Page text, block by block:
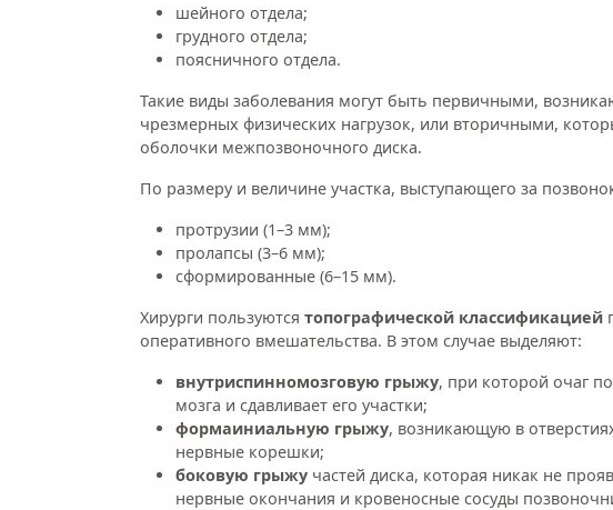
шейного отдела;
грудного отдела;
поясничного отдела.
Такие виды заболевания могут быть первичными,
чрезмерных физических нагрузок, или вторичными,
оболочки межпозвоночного диска.
По размеру и величине участка, выступающего за
протрузии (1–3 мм);
пролапсы (3–6 мм);
сформированные (6–15 мм).
Хирурги пользуются топографической классификацией
оперативного вмешательства. В этом случае выделяют:
внутриспинномозговую грыжу, при которой очаг
мозга и сдавливает его участки;
формаиниальную грыжу, возникающую в
нервные корешки;
боковую грыжу частей диска, которая никак не
нервные окончания и кровеносные сосуды